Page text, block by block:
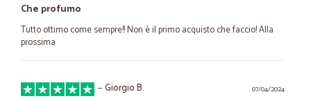
Che profumo
Tutto ottimo come sempre!! Non è il primo acquisto che faccio! Alla
prossima
07/04/2024
—Giorgio B.